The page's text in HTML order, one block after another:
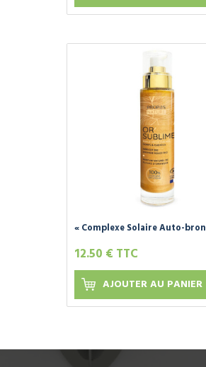
« Complexe Solaire Auto-
12.50 € TTC
AJOUTER AU PANIER